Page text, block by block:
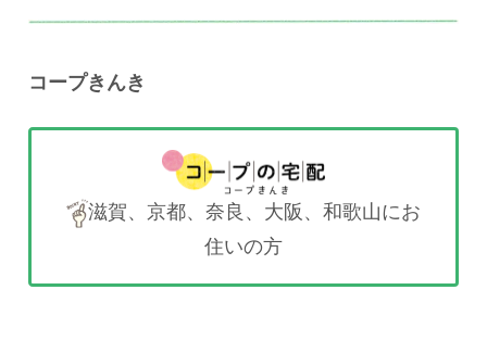
コープきんき
滋賀、京都、奈良、大阪、和歌山にお
住いの方